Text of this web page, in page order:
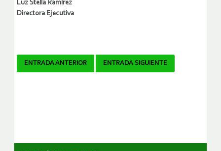
Luz Stella Ramírez
Directora Ejecutiva
Navegador
ENTRADA ANTERIOR ENTRADA SIGUIENTE